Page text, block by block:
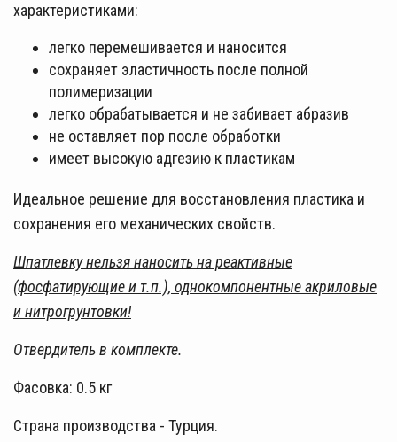
характеристиками:
легко перемешивается и наносится
сохраняет эластичность после полной
полимеризации
легко обрабатывается и не забивает абразив
не оставляет пор после обработки
имеет высокую адгезию к пластикам
Идеальное решение для восстановления пластика и
сохранения его механических свойств.
Шпатлевку нельзя наносить на реактивные
(фосфатирующие и т.п.), однокомпонентные акриловые
и нитрогрунтовки!
Отвердитель в комплекте.
Фасовка: 0.5 кг
Страна производства - Турция.